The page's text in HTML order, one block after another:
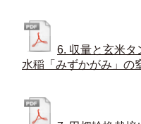
6. 収量と玄米タ
水稲「みずかがみ」の